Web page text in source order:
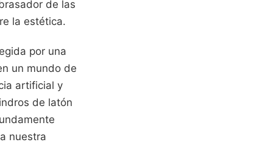
de las
la estética.
por una
un mundo de
artificial y
de latón
nuestra